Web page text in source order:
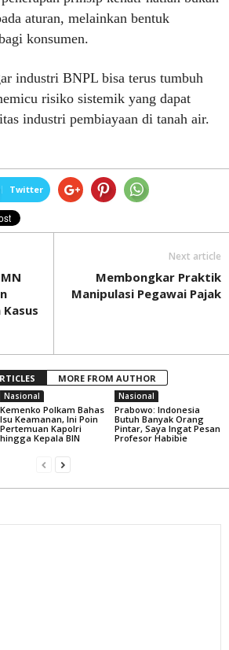
aturan, melainkan bentuk
konsumen.
industri BNPL bisa terus tumbuh
risiko sistemik yang dapat
industri pembiayaan di tanah air.
Twitter
Next article
Membongkar Praktik
Manipulasi Pegawai Pajak
MORE FROM AUTHOR
Nasional
Kemenko Polkam Bahas
Isu Keamanan, Ini Poin
Pertemuan Kapolri
hingga Kepala BIN
Nasional
Prabowo: Indonesia
Butuh Banyak Orang
Pintar, Saya Ingat Pesan
Profesor Habibie